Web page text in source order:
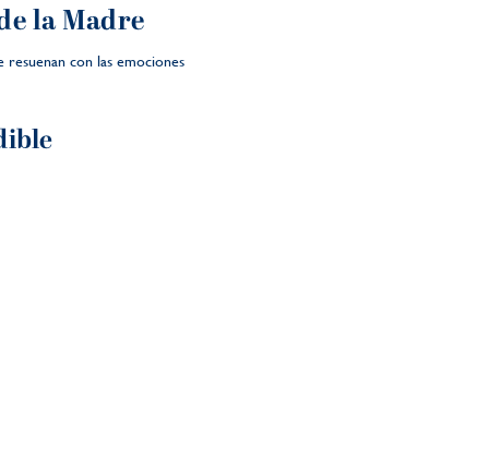
la Madre
resuenan con las emociones